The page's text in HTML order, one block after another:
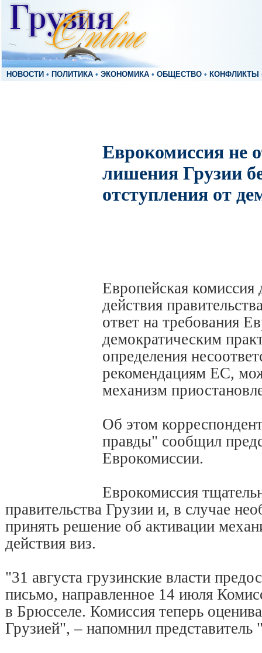
НОВОСТИ • ПОЛИТИКА • ЭКОНОМИКА • ОБЩЕСТВО • КОНФЛИКТЫ
Еврокомиссия не
лишения Грузии
отступления от
Европейская комиссия
действия
ответ на требования
демократическим
определения
рекомендациям ЕС,
механизм
Об этом
правды" сообщил
Еврокомиссии.
Еврокомиссия
правительства Грузии и, в случае
принять решение об активации
действия виз.
"31 августа грузинские власти
письмо, направленное 14 июля
в Брюсселе. Комиссия теперь
Грузией", – напомнил